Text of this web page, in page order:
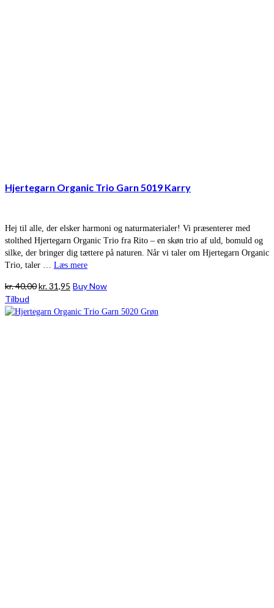
Hjertegarn Organic Trio Garn 5019 Karry
Hej til alle, der elsker harmoni og naturmaterialer! Vi præsenterer med
stolthed Hjertegarn Organic Trio fra Rito – en skøn trio af uld, bomuld og
silke, der bringer dig tættere på naturen. Når vi taler om Hjertegarn Organic
Trio, taler … Læs mere
kr.40,00Den
pris
kr.31,95 Den
pris
Buy Now
Tilbud